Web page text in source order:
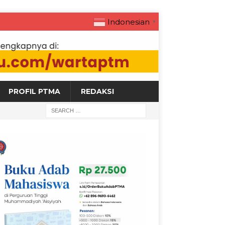
Indonesian ▼
PROFIL PTMA REDAKSI